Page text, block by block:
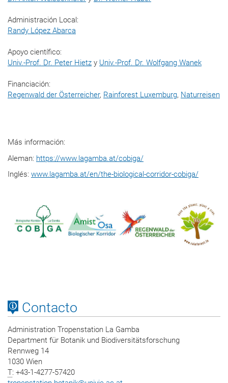
Administración Local:
Randy López Abarca
Apoyo científico:
Univ.-Prof. Dr. Peter Hietz y Univ.-Prof. Dr. Wolfgang Wanek
Financiación:
Regenwald der Österreicher, Rainforest Luxemburg, Naturreisen
Más información:
Aleman: https://www.lagamba.at/cobiga/
Inglés: www.lagamba.at/en/the-biological-corridor-cobiga/
Contacto
Administration Tropenstation La Gamba
Department für Botanik und Biodiversitätsforschung
Rennweg 14
1030 Wien
T: +43-1-4277-57420